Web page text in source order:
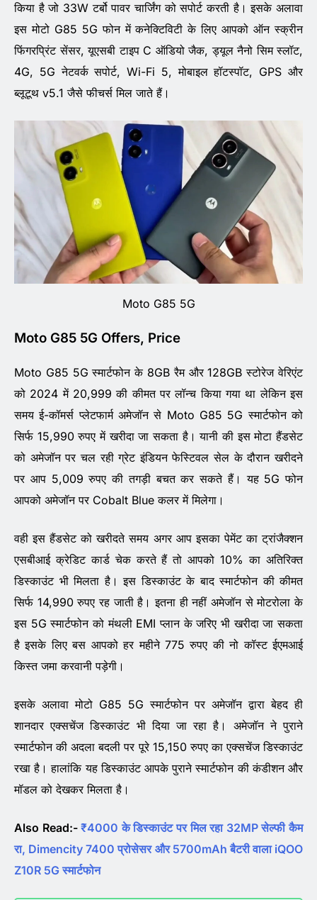
किया है जो 33W टर्बो पावर चार्जिंग को सपोर्ट करती है। इसके अलावा
इस मोटो G85 5G फोन में कनेक्टिविटी के लिए आपको ऑन स्क्रीन
फिंगरप्रिंट सेंसर, यूएसबी टाइप C ऑडियो जैक, ड्यूल नैनो सिम स्लॉट,
4G, 5G नेटवर्क सपोर्ट, Wi-Fi 5, मोबाइल हॉटस्पॉट, GPS और
ब्लूटूथ v5.1 जैसे फीचर्स मिल जाते हैं।
Moto G85 5G
Moto G85 5G Offers, Price
Moto G85 5G स्मार्टफोन के 8GB रैम और 128GB स्टोरेज वेरिएंट
को 2024 में 20,999 की कीमत पर लॉन्च किया गया था लेकिन इस
समय ई-कॉमर्स प्लेटफार्म अमेजॉन से Moto G85 5G स्मार्टफोन को
सिर्फ 15,990 रुपए में खरीदा जा सकता है। यानी की इस मोटा हैंडसेट
को अमेजॉन पर चल रही ग्रेट इंडियन फेस्टिवल सेल के दौरान खरीदने
पर आप 5,009 रुपए की तगड़ी बचत कर सकते हैं। यह 5G फोन
आपको अमेजॉन पर Cobalt Blue कलर में मिलेगा।
वही इस हैंडसेट को खरीदते समय अगर आप इसका पेमेंट का ट्रांजैक्शन
एसबीआई क्रेडिट कार्ड चेक करते हैं तो आपको 10% का अतिरिक्त
डिस्काउंट भी मिलता है। इस डिस्काउंट के बाद स्मार्टफोन की कीमत
सिर्फ 14,990 रुपए रह जाती है। इतना ही नहीं अमेजॉन से मोटरोला के
इस 5G स्मार्टफोन को मंथली EMI प्लान के जरिए भी खरीदा जा सकता
है इसके लिए बस आपको हर महीने 775 रुपए की नो कॉस्ट ईएमआई
किस्त जमा करवानी पड़ेगी।
इसके अलावा मोटो G85 5G स्मार्टफोन पर अमेजॉन द्वारा बेहद ही
शानदार एक्सचेंज डिस्काउंट भी दिया जा रहा है। अमेजॉन ने पुराने
स्मार्टफोन की अदला बदली पर पूरे 15,150 रुपए का एक्सचेंज डिस्काउंट
रखा है। हालांकि यह डिस्काउंट आपके पुराने स्मार्टफोन की कंडीशन और
मॉडल को देखकर मिलता है।
Also Read:-₹4000 के डिस्काउंट पर मिल रहा 32MP सेल्फी कैम
रा, Dimencity 7400 प्रोसेसर और 5700mAh बैटरी वाला iQOO
Z10R 5G स्मार्टफोन